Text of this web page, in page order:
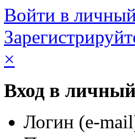
Войти в
×
Вход в
Логин (e-